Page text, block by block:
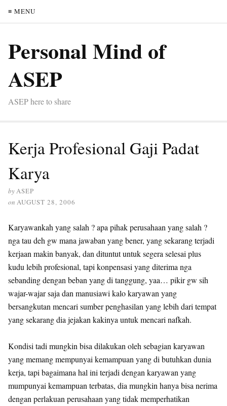
≡ MENU
Personal Mind of
ASEP
ASEP here to share
Kerja Profesional Gaji Padat
Karya
byASEP
on AUGUST 28, 2006
Karyawankah yang salah ? apa pihak perusahaan yang salah ?
nga tau deh gw mana jawaban yang bener, yang sekarang terjadi
kerjaan makin banyak, dan dituntut untuk segera selesai plus
kudu lebih profesional, tapi konpensasi yang diterima nga
sebanding dengan beban yang di tanggung, yaa… pikir gw sih
wajar-wajar saja dan manusiawi kalo karyawan yang
bersangkutan mencari sumber penghasilan yang lebih dari tempat
yang sekarang dia jejakan kakinya untuk mencari nafkah.
Kondisi tadi mungkin bisa dilakukan oleh sebagian karyawan
yang memang mempunyai kemampuan yang di butuhkan dunia
kerja, tapi bagaimana hal ini terjadi dengan karyawan yang
mumpunyai kemampuan terbatas, dia mungkin hanya bisa nerima
dengan perlakuan perusahaan yang tidak memperhatikan